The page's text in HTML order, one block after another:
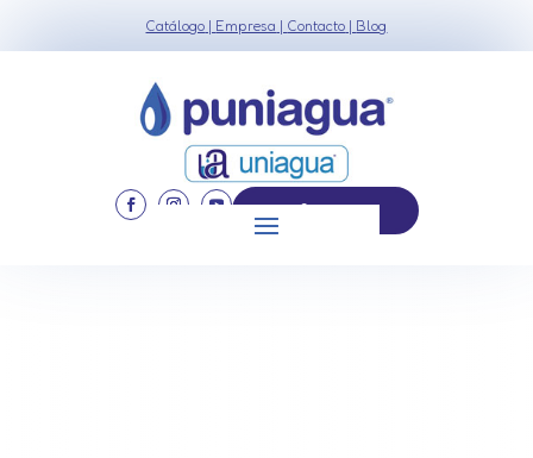
Catálogo | Empresa | Contacto | Blog
926 552 253